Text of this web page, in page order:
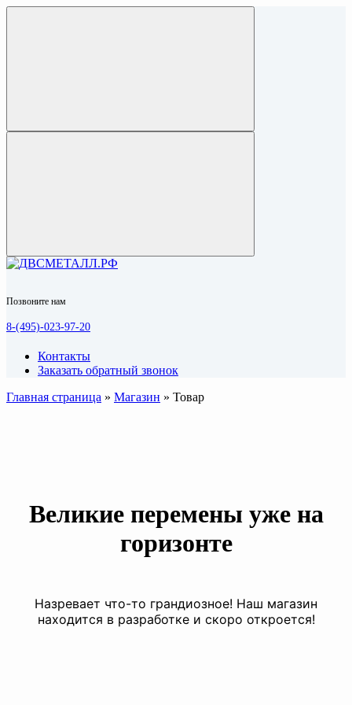
Позвоните нам
8-(495)-023-97-20
Контакты
Заказать обратный звонок
Главная страница » Магазин » Товар
Великие перемены уже на
горизонте
Назревает что-то грандиозное! Наш магазин
находится в разработке и скоро откроется!